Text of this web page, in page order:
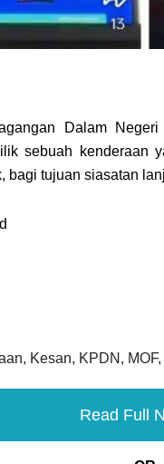
Dalam
sebuah kenderaan
bagi tujuan siasatan
, Kesan, KPDN , MOF,
Read Full